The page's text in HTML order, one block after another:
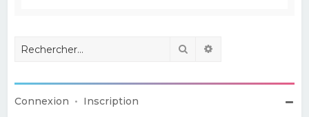
Rechercher
Connexion • Inscription